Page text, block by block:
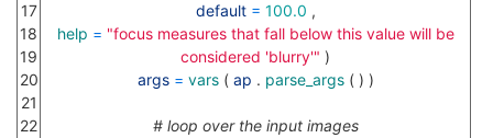
17
18
19
20
21
22
default = 100.0 ,
help = "focus measures that fall below this value will be
considered 'blurry'" )
args = vars ( ap . parse_args ( ) )
# loop over the input images